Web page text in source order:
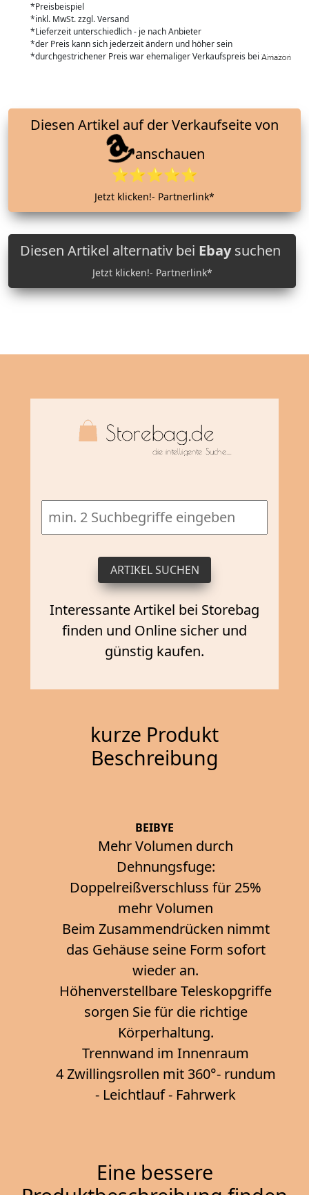
*Preisbeispiel
*inkl. MwSt. zzgl. Versand
*Lieferzeit unterschiedlich - je nach Anbieter
*der Preis kann sich jederzeit ändern und höher sein
*durchgestrichener Preis war ehemaliger Verkaufspreis bei
anschauen
⭐⭐⭐⭐⭐
Jetzt klicken!- Partnerlink*
Diesen Artikel alternativ bei Ebaysuchen
Jetzt klicken!- Partnerlink*
Interessante Artikel bei Storebag
finden und Online sicher und
günstig kaufen.
kurze Produkt
Beschreibung
BEIBYE
Mehr Volumen durch
Dehnungsfuge:
Doppelreißverschluss für 25%
mehr Volumen
Beim Zusammendrücken nimmt
das Gehäuse seine Form sofort
wieder an.
Höhenverstellbare Teleskopgriffe
sorgen Sie für die richtige
Körperhaltung.
Trennwand im Innenraum
4 Zwillingsrollen mit 360°- rundum
- Leichtlauf - Fahrwerk
Eine bessere